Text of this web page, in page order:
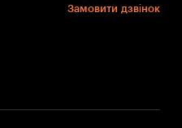
Замовити дзвінок